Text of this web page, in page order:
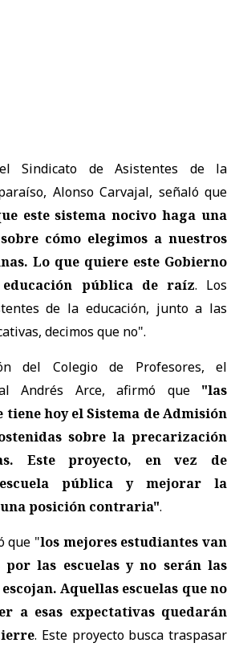
Sindicato de Asistentes de la
Alonso Carvajal, señaló que
este sistema nocivo haga una
cómo elegimos a nuestros
Lo que quiere este Gobierno
pública de raíz. Los
de la educación, junto a las
decimos que no".
del Colegio de Profesores, el
Andrés Arce, afirmó que
"las
hoy el Sistema de Admisión
sobre la precarización
Este proyecto, en vez de
pública y mejorar la
posición contraria".
que "los mejores estudiantes van
por las escuelas y no serán las
Aquellas escuelas que no
a esas expectativas quedarán
. Este proyecto busca traspasar